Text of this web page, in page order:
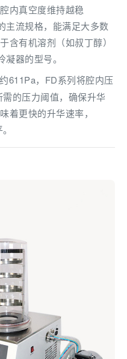
内真空度维持越稳
流规格，能满足大多数
含有机溶剂（如叔丁醇）
器的型号。
611Pa，FD系列将腔内压
的压力阈值，确保升华
着更快的升华速率，